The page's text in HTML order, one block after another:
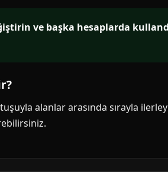
ve başka hesaplarda
alanlar arasında sırayla